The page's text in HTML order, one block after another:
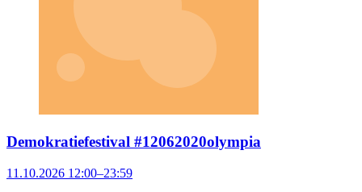
Demokratiefestival #12062020olympia
11.10.2026 12:00–23:59